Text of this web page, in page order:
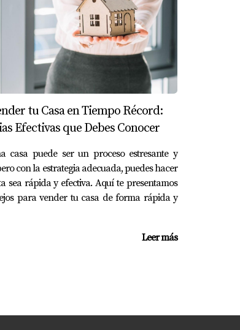
frustrante.
preparadas y correctamente
realizadas en la propiedad.
tu Casa en Tiempo Récord:
Efectivas que Debes Conocer
casa puede ser un proceso estresante y
con la estrategia adecuada, puedes hacer
sea rápida y efectiva. Aquí te presentamos
para vender tu casa de forma rápida y
Leer más